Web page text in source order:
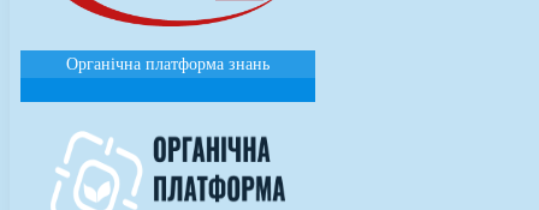
Органічна платформа знань